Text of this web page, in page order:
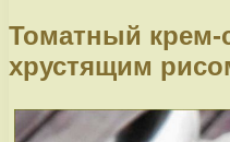
Томатный крем-
хрустящим